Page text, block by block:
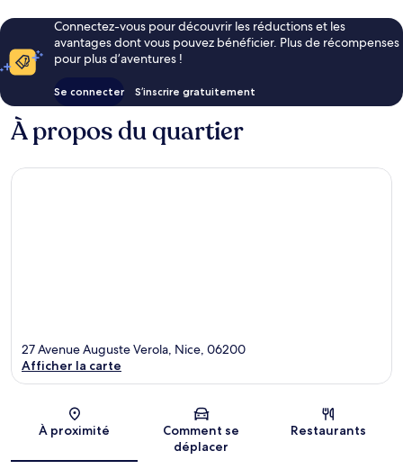
Connectez-vous pour découvrir les réductions et les
avantages dont vous pouvez bénéficier. Plus de récompenses
pour plus d’aventures !
Se connecter S’inscrire gratuitement
À propos du quartier
Carte
27 Avenue Auguste Verola, Nice, 06200
Afficher la carte
À proximité
Comment se
déplacer
Restaurants